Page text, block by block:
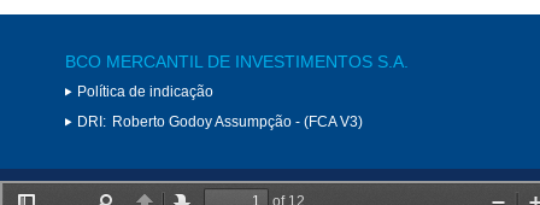
BCO MERCANTIL DE INVESTIMENTOS S.A.
Política de indicação
DRI: Roberto Godoy Assumpção - (FCA V3)